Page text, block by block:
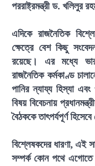
পররাষ্ট্রমন্ত্রী ড. খলিলুর
এদিকে রাজনৈতিক
ক্ষেত্রে বেশ কিছু
রয়েছে। এর মধ্যে
রাজনৈতিক কর্মকাণ্ড
পানির ন্যায্য হিস্যা
বিষয় বিবেচনায়
বৈঠককে তাৎপর্যপূর্ণ
বিশ্লেষকদের ধারণা, এই
সম্পর্ক কোন পথে এগোতে